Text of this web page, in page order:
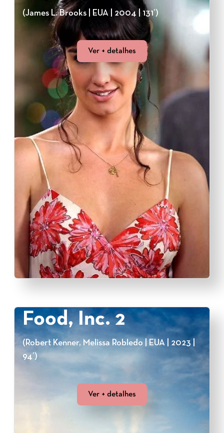
(James L. Brooks | EUA | 2004 | 131’)
Ver + detalhes
Food, Inc. 2
(Robert Kenner, Melissa Robledo | EUA | 2023 |
94’)
Ver + detalhes